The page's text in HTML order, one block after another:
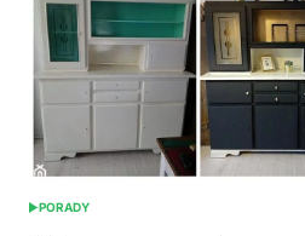
POSTED
PORADY